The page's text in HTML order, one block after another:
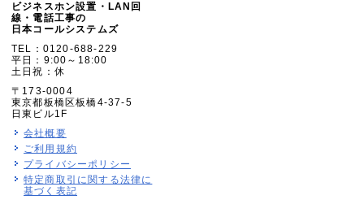
ビジネスホン設置・LAN回
線・電話工事の
日本コールシステムズ
TEL：0120-688-229
平日：9:00～18:00
土日祝：休
〒173-0004
東京都板橋区板橋4-37-5
日東ビル1F
会社概要
ご利用規約
プライバシーポリシー
特定商取引に関する法律に
基づく表記